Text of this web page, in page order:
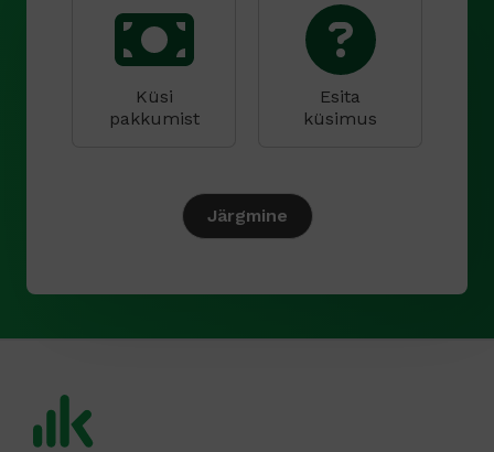
Küsi
pakkumist
Esita
küsimus
Järgmine